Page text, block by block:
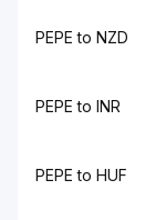
PEPE to NZD
PEPE to INR
PEPE to HUF